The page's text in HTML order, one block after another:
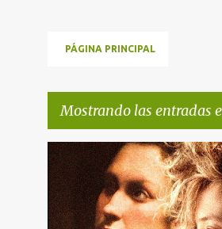
PÁGINA PRINCIPAL
Mostrando las entradas
E
n
t